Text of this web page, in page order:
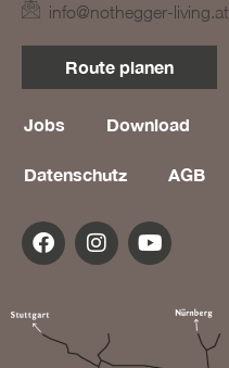
info@nothegger-living.at
Route planen
Jobs Download
Datenschutz AGB